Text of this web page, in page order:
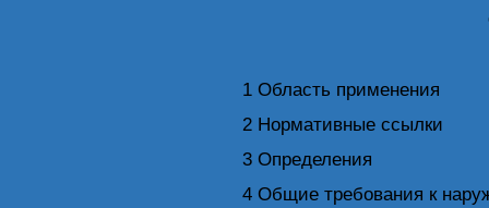
1 Область применения
2 Нормативные ссылки
3 Определения
4 Общие требования к